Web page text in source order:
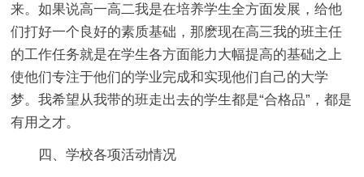
来。如果说高一高二我是在培养学生全方面发展，给他
们打好一个良好的素质基础，那麽现在高三我的班主任
的工作任务就是在学生各方面能力大幅提高的基础之上
使他们专注于他们的学业完成和实现他们自己的大学
梦。我希望从我带的班走出去的学生都是“合格品”，都是
有用之才。
四、学校各项活动情况